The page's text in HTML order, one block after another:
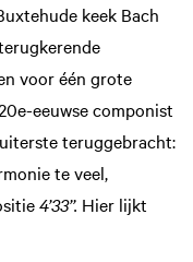
keek Bach
voor één grote
eeuwse componist
teruggebracht:
te veel,
4’33’’. Hier lijkt